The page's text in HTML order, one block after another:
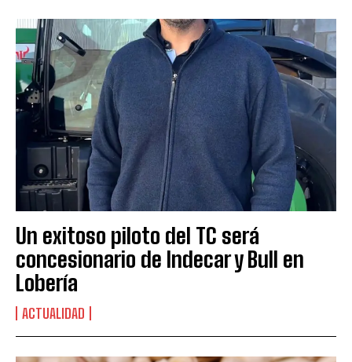
Un exitoso piloto del TC será
concesionario de Indecar y Bull en
Lobería
ACTUALIDAD